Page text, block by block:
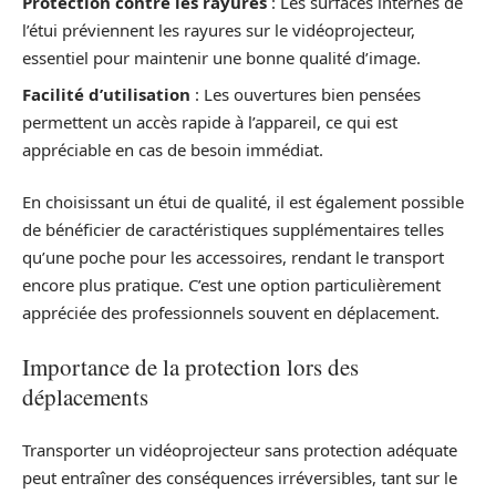
l’étui préviennent les rayures sur le vidéoprojecteur,
essentiel pour maintenir une bonne qualité d’image.
Facilité d’utilisation : Les ouvertures bien pensées
permettent un accès rapide à l’appareil, ce qui est
appréciable en cas de besoin immédiat.
En choisissant un étui de qualité, il est également possible
de bénéficier de caractéristiques supplémentaires telles
qu’une poche pour les accessoires, rendant le transport
encore plus pratique. C’est une option particulièrement
appréciée des professionnels souvent en déplacement.
Importance de la protection lors des
déplacements
Transporter un vidéoprojecteur sans protection adéquate
peut entraîner des conséquences irréversibles, tant sur le